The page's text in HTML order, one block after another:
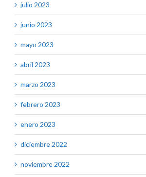
julio 2023
junio 2023
mayo 2023
abril 2023
marzo 2023
febrero 2023
enero 2023
diciembre 2022
noviembre 2022